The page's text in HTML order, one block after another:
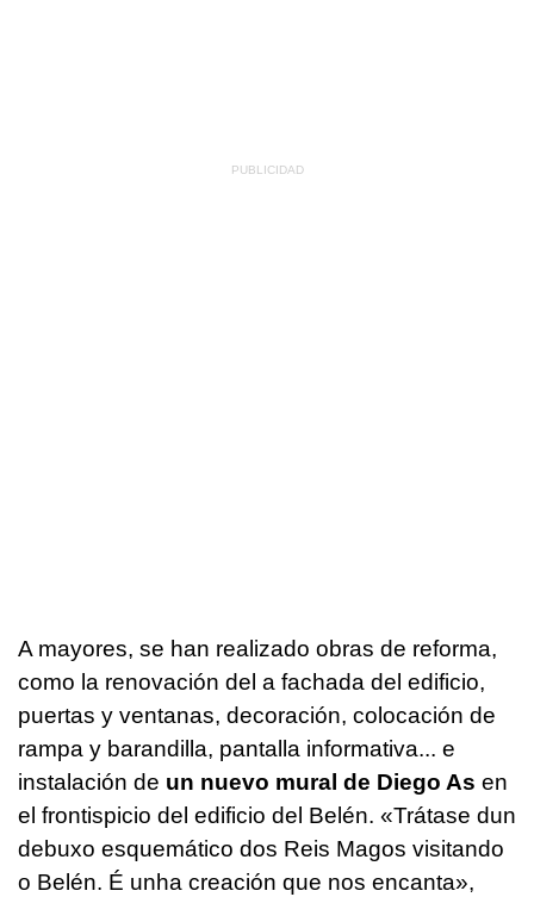
A mayores, se han realizado obras de reforma,
como la renovación del a fachada del edificio,
puertas y ventanas, decoración, colocación de
rampa y barandilla, pantalla informativa... e
instalación de un nuevo mural de Diego As en
el frontispicio del edificio del Belén. «Trátase dun
debuxo esquemático dos Reis Magos visitando
o Belén. É unha creación que nos encanta»,